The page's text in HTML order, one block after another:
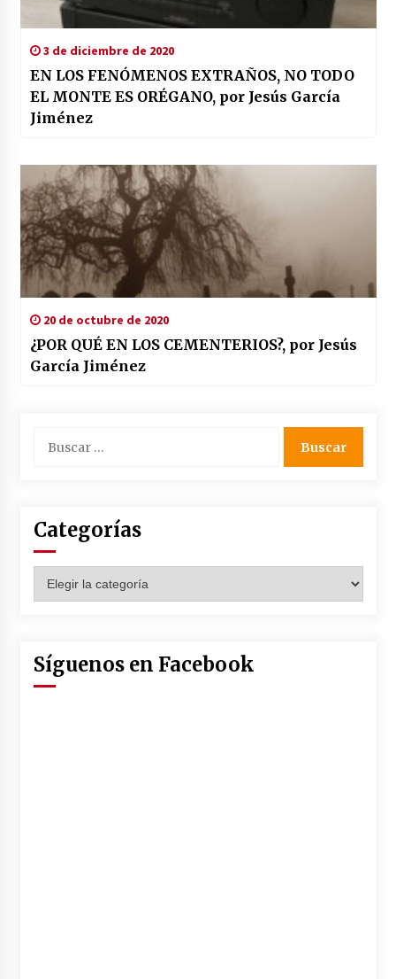
3 de diciembre de 2020
EN LOS FENÓMENOS EXTRAÑOS, NO TODO
EL MONTE ES ORÉGANO, por Jesús García
Jiménez
20 de octubre de 2020
¿POR QUÉ EN LOS CEMENTERIOS?, por Jesús
García Jiménez
Categorías
Síguenos en Facebook